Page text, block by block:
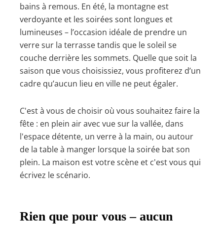
bains à remous. En été, la montagne est
verdoyante et les soirées sont longues et
lumineuses – l’occasion idéale de prendre un
verre sur la terrasse tandis que le soleil se
couche derrière les sommets. Quelle que soit la
saison que vous choisissiez, vous profiterez d’un
cadre qu’aucun lieu en ville ne peut égaler.
C'est à vous de choisir où vous souhaitez faire la
fête : en plein air avec vue sur la vallée, dans
l'espace détente, un verre à la main, ou autour
de la table à manger lorsque la soirée bat son
plein. La maison est votre scène et c'est vous qui
écrivez le scénario.
Rien que pour vous – aucun